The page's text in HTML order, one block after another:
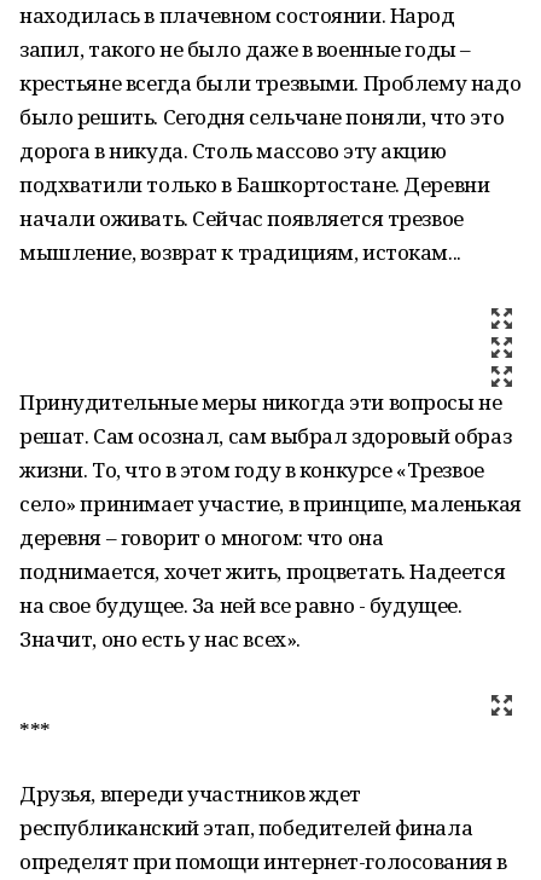
находилась в плачевном состоянии. Народ
запил, такого не было даже в военные годы –
крестьяне всегда были трезвыми. Проблему надо
было решить. Сегодня сельчане поняли, что это
дорога в никуда. Столь массово эту акцию
подхватили только в Башкортостане. Деревни
начали оживать. Сейчас появляется трезвое
мышление, возврат к традициям, истокам...
Принудительные меры никогда эти вопросы не
решат. Сам осознал, сам выбрал здоровый образ
жизни. То, что в этом году в конкурсе «Трезвое
село» принимает участие, в принципе, маленькая
деревня – говорит о многом: что она
поднимается, хочет жить, процветать. Надеется
на свое будущее. За ней все равно - будущее.
Значит, оно есть у нас всех».
***
Друзья, впереди участников ждет
республиканский этап, победителей финала
определят при помощи интернет-голосования в